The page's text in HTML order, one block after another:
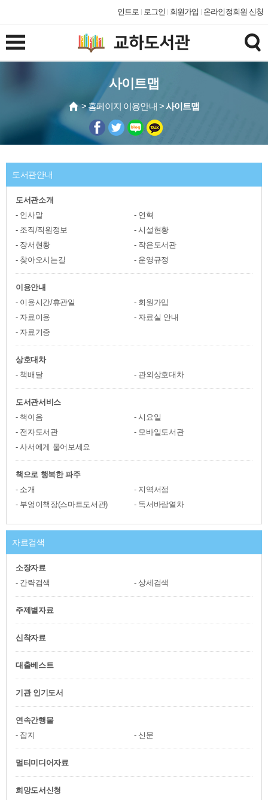
인트로 로그인 회원가입 온라인정회원 신청
사이트맵
> 홈페이지 이용안내 >사이트맵
도서관안내
도서관소개
인사말
연혁
조직/직원정보
시설현황
장서현황
작은도서관
찾아오시는길
운영규정
이용안내
이용시간/휴관일
회원가입
자료이용
자료실 안내
자료기증
상호대차
책배달
관외상호대차
도서관서비스
책이음
시요일
전자도서관
모바일도서관
사서에게 물어보세요
책으로 행복한 파주
소개
지역서점
부엉이책장(스마트도서관)
독서바람열차
자료검색
소장자료
간략검색
상세검색
주제별자료
신착자료
대출베스트
기관 인기도서
연속간행물
잡지
신문
멀티미디어자료
희망도서신청